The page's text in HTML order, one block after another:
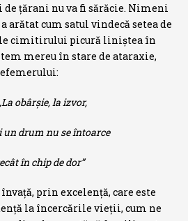
de ţărani nu va fi sărăcie. Nimeni
arătat cum satul vindecă setea de
cimi­tirului picură liniştea în
mereu în stare de ataraxie,
obârşie, la izvor,
nu se întoarce
în chip de dor”
prin excelenţă, care este
la încercările vieţii, cum ne